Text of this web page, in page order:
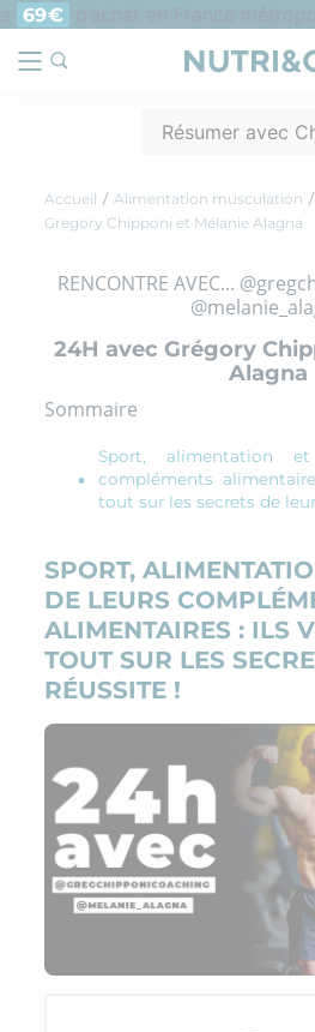
d’achat en France
Résumer avec
Accueil
Alimentation musculation
Gregory Chipponi et Mélanie Alagna
RENCONTRE AVEC...
24H avec Grégory
Alagna
Sommaire
Sport, alimentation
compléments
tout sur les secrets de
SPORT,
DE LEURS
ALIMENTAIRES : ILS
TOUT SUR LES
RÉUSSITE !